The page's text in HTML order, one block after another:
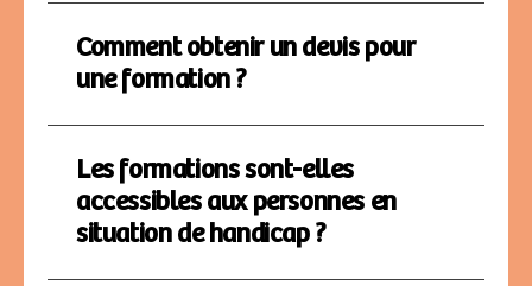
Comment obtenir un devis pour
une formation ?
Les formations sont-elles
accessibles aux personnes en
situation de handicap ?